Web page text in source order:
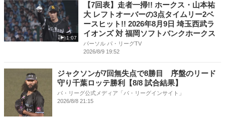
1:07
【7回表】走者一掃!! ホークス・山本祐
大 レフトオーバーの3点タイムリー2ベ
ースヒット!! 2026年8月9日 埼玉西武ラ
イオンズ 対 福岡ソフトバンクホークス
パーソル パ・リーグTV
2026/8/9 19:52
ジャクソンが7回無失点で8勝目 序盤のリード
守り千葉ロッテ勝利【8/8 試合結果】
パ・リーグ公式メディア「パ・リーグインサイト」
2026/8/8 21:15